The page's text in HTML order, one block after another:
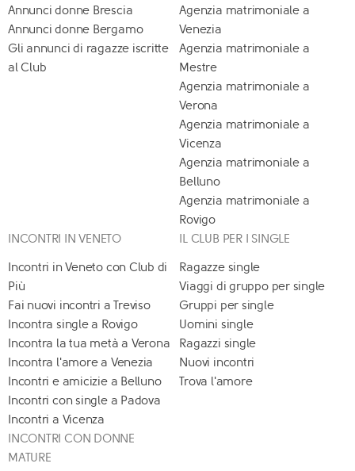
Annunci donne Brescia
Annunci donne Bergamo
Gli annunci di ragazze iscritte
al Club
Agenzia matrimoniale a
Venezia
Agenzia matrimoniale a
Mestre
Agenzia matrimoniale a
Verona
Agenzia matrimoniale a
Vicenza
Agenzia matrimoniale a
Belluno
Agenzia matrimoniale a
Rovigo
INCONTRI IN VENETO
Incontri in Veneto con Club di
Più
Fai nuovi incontri a Treviso
Incontra single a Rovigo
Incontra la tua metà a Verona
Incontra l'amore a Venezia
Incontri e amicizie a Belluno
Incontri con single a Padova
Incontri a Vicenza
IL CLUB PER I SINGLE
Ragazze single
Viaggi di gruppo per single
Gruppi per single
Uomini single
Ragazzi single
Nuovi incontri
Trova l'amore
INCONTRI CON DONNE
MATURE